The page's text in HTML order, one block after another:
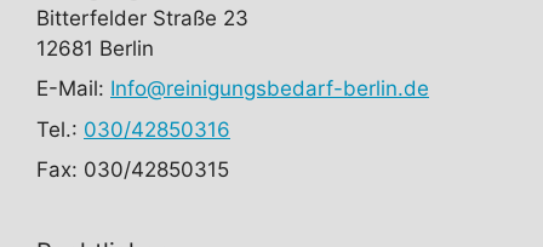
Bitterfelder Straße 23
12681 Berlin
E-Mail: Info@reinigungsbedarf-berlin.de
Tel.: 030/42850316
Fax: 030/42850315